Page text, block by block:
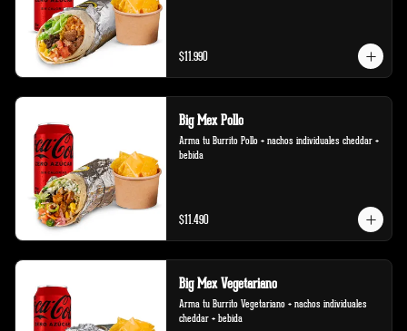
$11.990
Big Mex Pollo
Arma tu Burrito Pollo + nachos individuales cheddar +
bebida
$11.490
Big Mex Vegetariano
Arma tu Burrito Vegetariano + nachos individuales
cheddar + bebida